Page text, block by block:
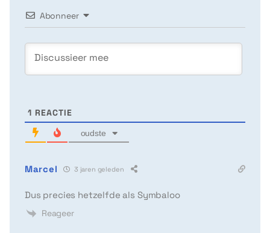
Abonneer
1 REACTIE
oudste
Marcel 3 jaren geleden
Dus precies hetzelfde als Symbaloo
Reageer